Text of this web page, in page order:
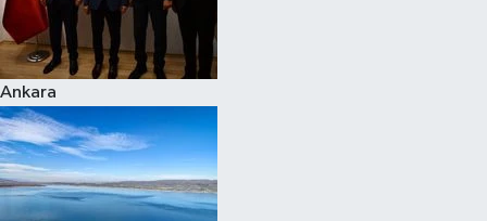
Ankara
Spor
Çocuk
Eğitim